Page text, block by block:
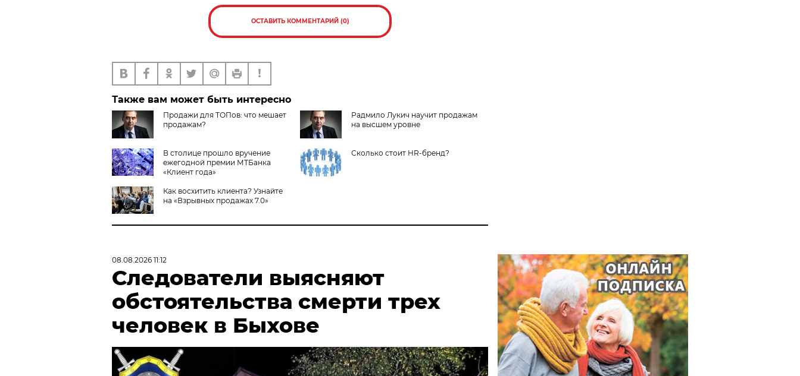
ОСТАВИТЬ КОММЕНТАРИЙ (0)
Также вам может быть интересно
Продажи для ТОПов: что мешает
продажам?
Радмило Лукич научит продажам
на высшем уровне
В столице прошло вручение
ежегодной премии МТБанка
«Клиент года»
Сколько стоит HR-бренд?
Как восхитить клиента? Узнайте
на «Взрывных продажах 7.0»
08.08.2026 11:12
Следователи выясняют
обстоятельства смерти трех
человек в Быхове